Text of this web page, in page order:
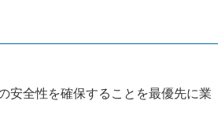
安全性を確保することを最優先に業